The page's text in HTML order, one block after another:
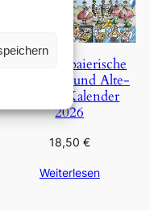
Der Oberbaierische
Fest-Täg- und Alte-
Bräuch-Kalender
2026
18,50 €
Weiterlesen